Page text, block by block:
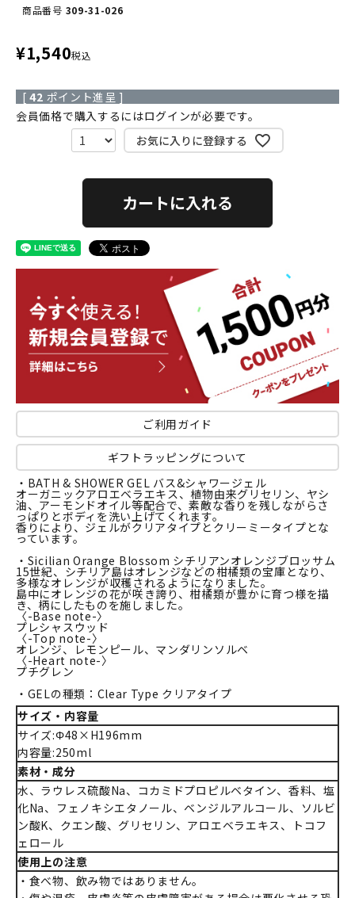
商品番号 309-31-026
¥1,540税込
[ 42 ポイント進呈 ]
会員価格で購入するにはログインが必要です。
お気に入りに登録する
カートに入れる
ご利用ガイド
ギフトラッピングについて
・BATH & SHOWER GEL バス&シャワージェル
オーガニックアロエベラエキス、植物由来グリセリン、ヤシ
油、アーモンドオイル等配合で、素敵な香りを残しながらさ
っぱりとボディを洗い上げてくれます。
香りにより、ジェルがクリアタイプとクリーミータイプとな
っています。
・Sicilian Orange Blossom シチリアンオレンジブロッサム
15世紀、シチリア島はオレンジなどの柑橘類の宝庫となり、
多様なオレンジが収穫されるようになりました。
島中にオレンジの花が咲き誇り、柑橘類が豊かに育つ様を描
き、柄にしたものを施しました。
〈-Base note-〉
プレシャスウッド
〈-Top note-〉
オレンジ、レモンピール、マンダリンソルベ
〈-Heart note-〉
プチグレン
・GELの種類：Clear Type クリアタイプ
サイズ・内容量
サイズ:Φ48×H196mm
内容量:250ml
素材・成分
水、ラウレス硫酸Na、コカミドプロピルベタイン、香料、塩
化Na、フェノキシエタノール、ベンジルアルコール、ソルビ
ン酸K、クエン酸、グリセリン、アロエベラエキス、トコフ
ェロール
使用上の注意
・食べ物、飲み物ではありません。